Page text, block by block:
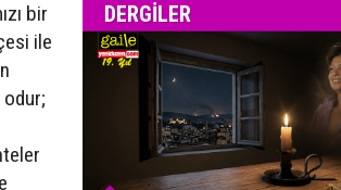
bir
ile
DERGILER